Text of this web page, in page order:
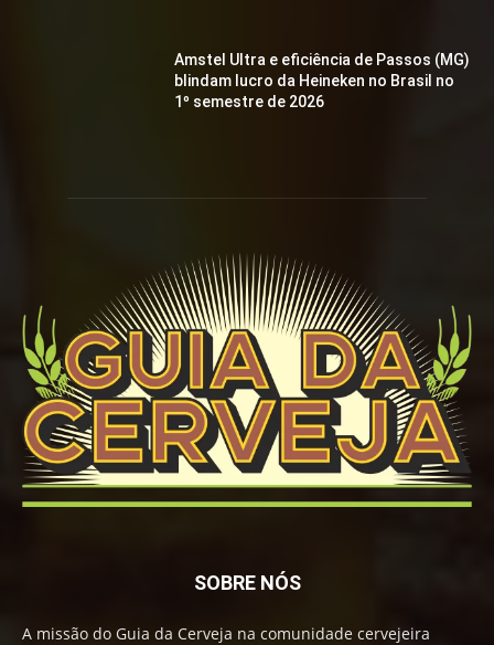
Amstel Ultra e eficiência de Passos (MG)
blindam lucro da Heineken no Brasil no
1º semestre de 2026
SOBRE NÓS
A missão do Guia da Cerveja na comunidade cervejeira